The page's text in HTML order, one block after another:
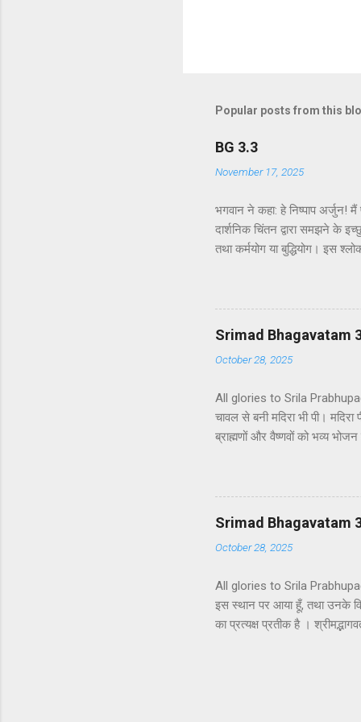
Popular posts from this
BG 3.3
November 17, 2025
भगवान ने कहा: हे निष्पाप अर्जुन!
दार्शनिक चिंतन द्वारा समझने के
तथा कर्मयोग या बुद्धियोग। इस
कि दूसरे अध्याय के इकसठवें श्लोक
से मनुष्य कर्म के बंधनों से मुक्त हो
गया है - कि यह बुद्धि-योग पूर्णतः
Srimad Bhagavatam
October 28, 2025
All glories to Srila
चावल से बनी मदिरा भी पी।
ब्राह्मणों और वैष्णवों को भव्य
बनी एक प्रकार की हल्की
कठोर वचनों का प्रयोग करने लगे
सकता है। वृष्णि और भोज के
Srimad Bhagavatam
October 28, 2025
All glories to Srila
इस स्थान पर आया हूँ, तथा उनके
का प्रत्यक्ष प्रतीक है ।
विज्ञान हैं जिन्हें भगवद्गीता के